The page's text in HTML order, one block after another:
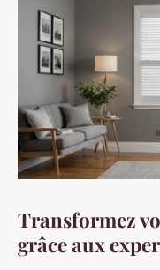
Transformez
grâce aux